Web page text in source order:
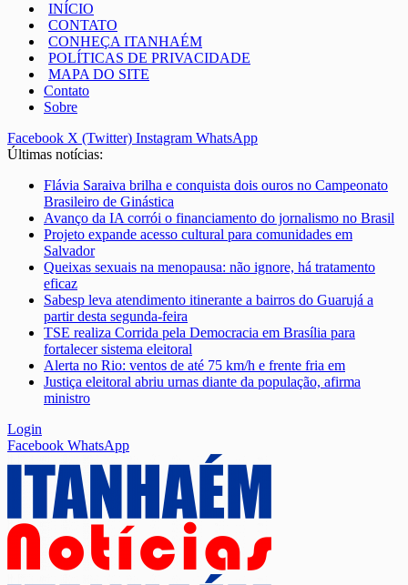
INÍCIO
CONTATO
CONHEÇA ITANHAÉM
POLÍTICAS DE PRIVACIDADE
MAPA DO SITE
Contato
Sobre
Facebook X (Twitter) Instagram WhatsApp
Últimas notícias:
Flávia Saraiva brilha e conquista dois ouros no Campeonato
Brasileiro de Ginástica
Avanço da IA corrói o financiamento do jornalismo no Brasil
Projeto expande acesso cultural para comunidades em
Salvador
Queixas sexuais na menopausa: não ignore, há tratamento
eficaz
Sabesp leva atendimento itinerante a bairros do Guarujá a
partir desta segunda-feira
TSE realiza Corrida pela Democracia em Brasília para
fortalecer sistema eleitoral
Alerta no Rio: ventos de até 75 km/h e frente fria em
Justiça eleitoral abriu urnas diante da população, afirma
ministro
Login
Facebook WhatsApp